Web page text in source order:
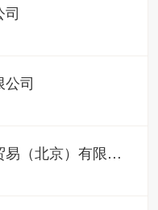
司
威尔吉马国际洋酒贸易（北京）有限公司